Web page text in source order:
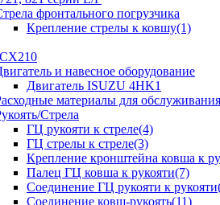
фронтального погрузчика
Крепление стрелы к ковшу(1)
и навесное оборудование
Двигатель ISUZU 4HK1
материалы для обслуживания
Стрела
ГЦ рукояти к стреле(4)
ГЦ стрелы к стреле(3)
Крепление кронштейна ковша к
Палец ГЦ ковша к рукояти(7)
Соединение ГЦ рукояти к
Соединение ковш-рукоять(11)